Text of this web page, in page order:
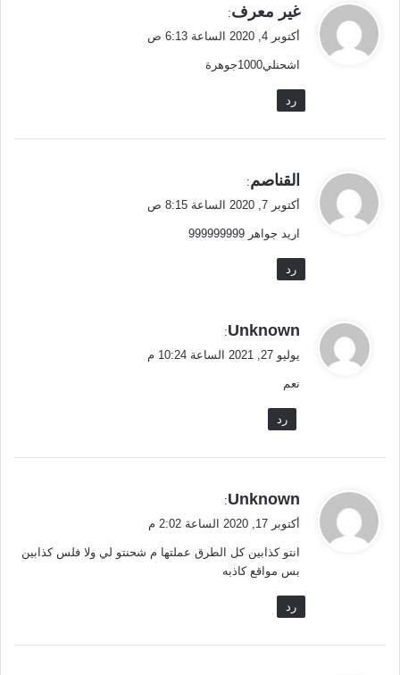
ي
ق
ل
غير معرف:
أكتوبر 4, 2020 الساعة 6:13 ص
اشحنلي1000جوهرة
رد
ي
ق
ل
القناصم:
أكتوبر 7, 2020 الساعة 8:15 ص
اريد جواهر 999999999
رد
ي
ل
Unknown
:
يوليو 27, 2021 الساعة 10:24 م
نعم
رد
ي
ق
ل
Unknown
:
أكتوبر 17, 2020 الساعة 2:02 م
انتو كذابين كل الطرق عملتها م شحنتو لي ولا فلس كذابين
بس مواقع كاذبه
رد